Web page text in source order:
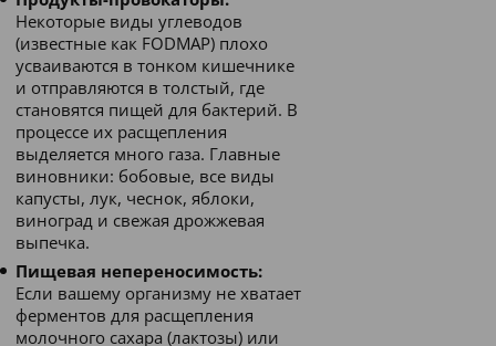
Некоторые виды углеводов
(известные как FODMAP) плохо
усваиваются в тонком кишечнике
и отправляются в толстый, где
становятся пищей для бактерий. В
процессе их расщепления
выделяется много газа. Главные
виновники: бобовые, все виды
капусты, лук, чеснок, яблоки,
виноград и свежая дрожжевая
выпечка.
Пищевая непереносимость:
Если вашему организму не хватает
ферментов для расщепления
молочного сахара (лактозы) или